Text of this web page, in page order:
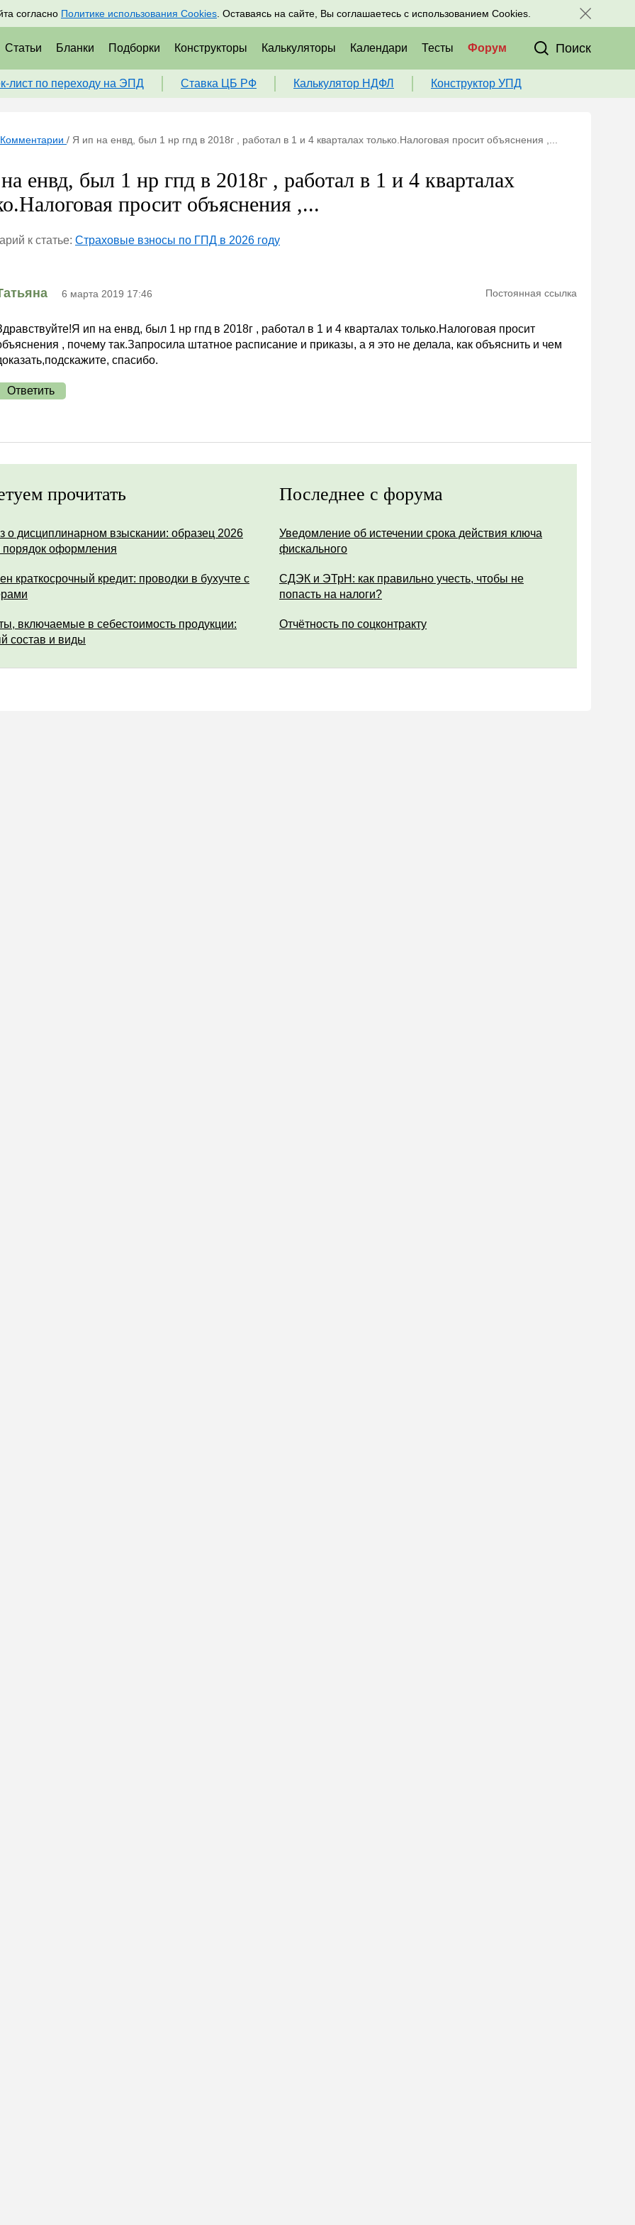
согласно Политике использования Cookies . Оставаясь на сайте, Вы соглашаетесь с использованием Cookies.
Подписаться Присоединяйтесь к нам в соц. сетях:
Статьи Бланки Подборки Конструкторы Калькуляторы Календари Тесты Форум Поиск
лист по переходу на ЭПД Ставка ЦБ РФ Калькулятор НДФЛ Конструктор УПД
Комментарии / Я ип на енвд, был 1 нр гпд в 2018г , работал в 1 и 4 кварталах только.Налоговая просит объяснения ,...
енвд, был 1 нр гпд в 2018г , работал в 1 и 4 кварталах
просит объяснения ,...
к статье: Страховые взносы по ГПД в 2026 году
6 марта 2019 17:46 Постоянная ссылка
ип на енвд, был 1 нр гпд в 2018г , работал в 1 и 4 кварталах только.Налоговая просит
, почему так.Запросила штатное расписание и приказы, а я это не делала, как объяснить и чем
спасибо.
Ответить
прочитать
о дисциплинарном взыскании: образец 2026
порядок оформления
краткосрочный кредит: проводки в бухучте с
включаемые в себестоимость продукции:
состав и виды
Последнее с форума
Уведомление об истечении срока действия ключа
фискального
СДЭК и ЭТрН: как правильно учесть, чтобы не
попасть на налоги?
Отчётность по соцконтракту